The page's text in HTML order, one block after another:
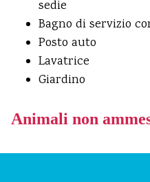
sedie
Bagno di servizio
Posto auto
Lavatrice
Giardino
Animali non